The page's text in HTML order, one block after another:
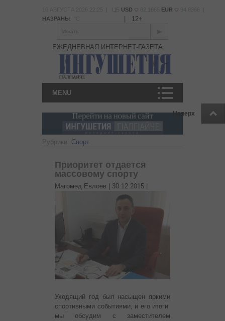
Наверх
USD EUR
НАЗРАНЬ:
12+
Искать
ЕЖЕДНЕВНАЯ ИНТЕРНЕТ-ГАЗЕТА
MENU
Рубрики: Спорт
Приоритет отдается
массовому спорту
Магомед Евлоев | 30.12.2015
Уходящий год был насыщен яркими
спортивными событиями, и его итоги
мы обсудим с заместителем